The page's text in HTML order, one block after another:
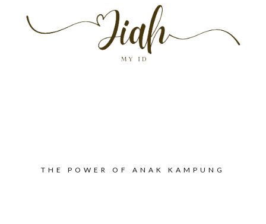
THE POWER OF ANAK KAMPUNG